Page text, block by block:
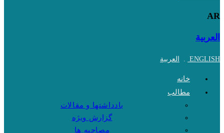
AR
العربية
ENGLISH
. العربية
خانه
مطالب
یادداشتها و مقالات
گزارش ویژه
مصاحبه ها